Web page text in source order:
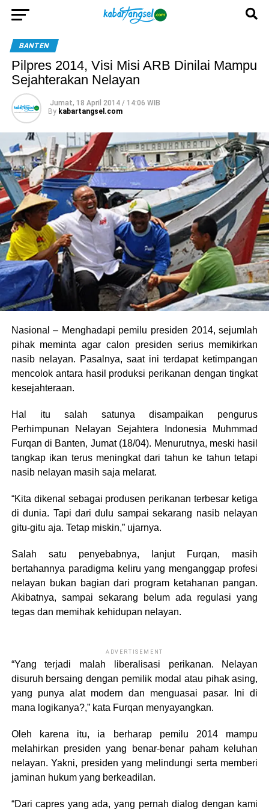
BANTEN
Pilpres 2014, Visi Misi ARB Dinilai Mampu
Sejahterakan Nelayan
Jumat, 18 April 2014 / 14:06 WIB
By kabartangsel.com
Nasional – Menghadapi pemilu presiden 2014, sejumlah
pihak meminta agar calon presiden serius memikirkan
nasib nelayan. Pasalnya, saat ini terdapat ketimpangan
mencolok antara hasil produksi perikanan dengan tingkat
kesejahteraan.
Hal itu salah satunya disampaikan pengurus
Perhimpunan Nelayan Sejahtera Indonesia Muhmmad
Furqan di Banten, Jumat (18/04). Menurutnya, meski hasil
tangkap ikan terus meningkat dari tahun ke tahun tetapi
nasib nelayan masih saja melarat.
“Kita dikenal sebagai produsen perikanan terbesar ketiga
di dunia. Tapi dari dulu sampai sekarang nasib nelayan
gitu-gitu aja. Tetap miskin,” ujarnya.
Salah satu penyebabnya, lanjut Furqan, masih
bertahannya paradigma keliru yang menganggap profesi
nelayan bukan bagian dari program ketahanan pangan.
Akibatnya, sampai sekarang belum ada regulasi yang
tegas dan memihak kehidupan nelayan.
ADVERTISEMENT
“Yang terjadi malah liberalisasi perikanan. Nelayan
disuruh bersaing dengan pemilik modal atau pihak asing,
yang punya alat modern dan menguasai pasar. Ini di
mana logikanya?,” kata Furqan menyayangkan.
Oleh karena itu, ia berharap pemilu 2014 mampu
melahirkan presiden yang benar-benar paham keluhan
nelayan. Yakni, presiden yang melindungi serta memberi
jaminan hukum yang berkeadilan.
“Dari capres yang ada, yang pernah dialog dengan kami